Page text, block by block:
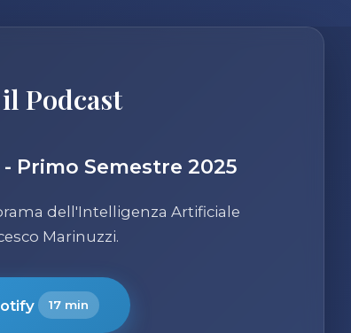
Podcast
Primo Semestre 2025
dell'Intelligenza Artificiale
Marinuzzi.
17 min